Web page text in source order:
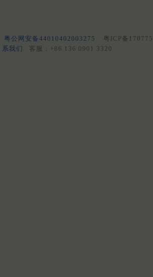
粤公网安备44010402003275 粤ICP备
系我们
客服：+86 136 0901 3320